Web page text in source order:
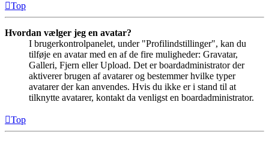
Top
Hvordan vælger jeg en avatar?
I brugerkontrolpanelet, under "Profilindstillinger", kan du
tilføje en avatar med en af de fire muligheder: Gravatar,
Galleri, Fjern eller Upload. Det er boardadministrator der
aktiverer brugen af avatarer og bestemmer hvilke typer
avatarer der kan anvendes. Hvis du ikke er i stand til at
tilknytte avatarer, kontakt da venligst en boardadministrator.
Top